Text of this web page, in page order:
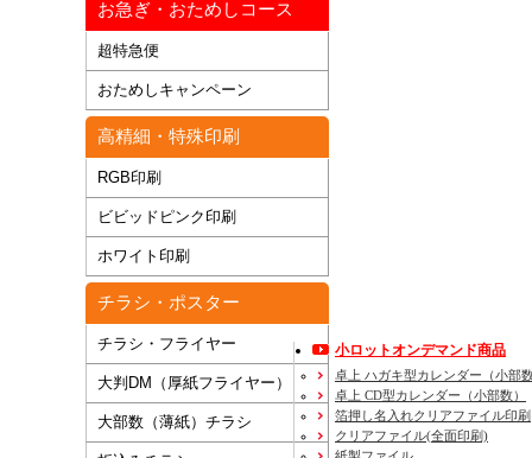
お急ぎ・おためしコース
超特急便
おためしキャンペーン
高精細・特殊印刷
RGB印刷
ビビッドピンク印刷
ホワイト印刷
チラシ・ポスター
チラシ・フライヤー
大判DM（厚紙フライヤー）
大部数（薄紙）チラシ
小ロットオンデマンド商品
卓上 ハガキ型カレンダー（小部
卓上 CD型カレンダー（小部数）
箔押し名入れクリアファイル印刷
クリアファイル(全面印刷)